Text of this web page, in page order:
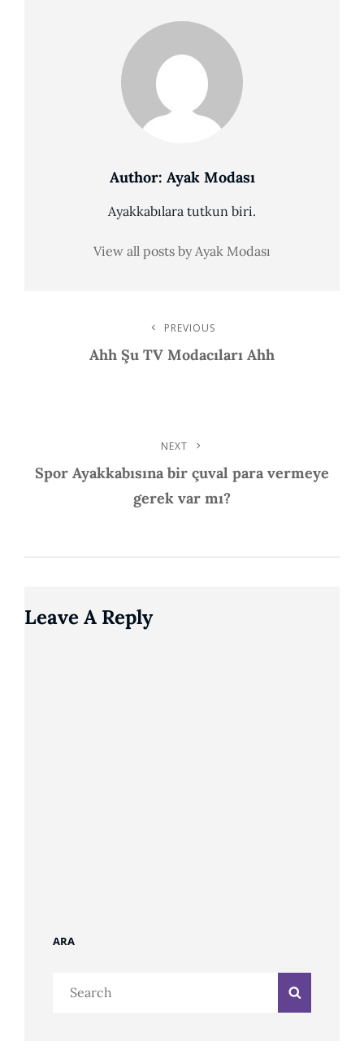
Author: Ayak Modası
Ayakkabılara tutkun biri.
View all posts by Ayak Modası
Navigation
PREVIOUS
Ahh Şu TV Modacıları Ahh
Post
NEXT
Spor Ayakkabısına bir çuval para vermeye
gerek var mı?
Leave A Reply
ARA